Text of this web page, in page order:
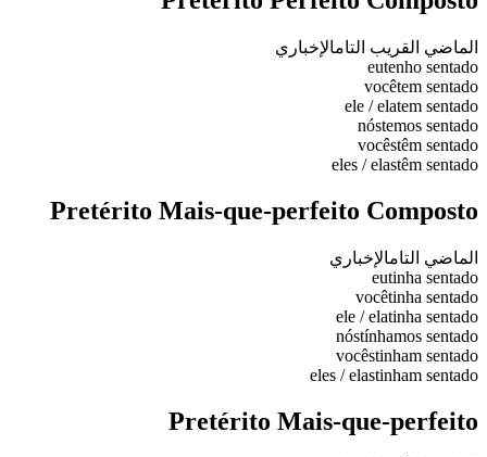
الماضي القريب التامالإخباري
eutenho sentado
vocêtem sentado
ele / elatem sentado
nóstemos sentado
vocêstêm sentado
eles / elastêm sentado
Pretérito Mais-que-perfeito Composto
الماضي التامالإخباري
eutinha sentado
vocêtinha sentado
ele / elatinha sentado
nóstínhamos sentado
vocêstinham sentado
eles / elastinham sentado
Pretérito Mais-que-perfeito